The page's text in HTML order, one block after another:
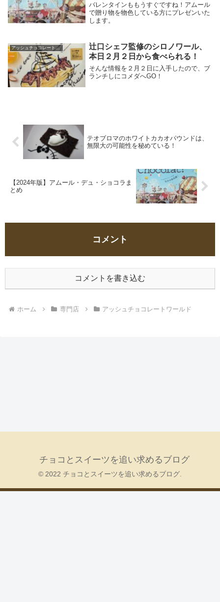
バレンタインももうすぐですね！アムール
で贈り物を物色している方にプレゼンいた
します。
アッシュチョコレートワールド
辻口シェフ監修のシロノワール、
本日２月２日から食べられる！
そんな情報を２月２日に入手したので、ブ
ランチしにコメダへGO！
テオブロマのホワイトカカオパウンドは、
無限大の可能性を秘めている！
【2024年版】アムール・デュ・ショコラま
とめ
コメント
コメントを書き込む
ホーム 専門店 アッシュチョコレートワールド
チョコとスイーツを追い求めるブログ
© 2022 チョコとスイーツを追い求めるブログ.